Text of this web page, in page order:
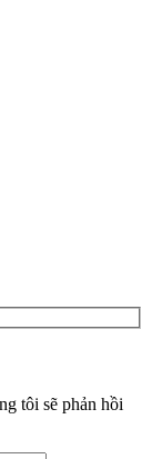
tôi sẽ phản hồi